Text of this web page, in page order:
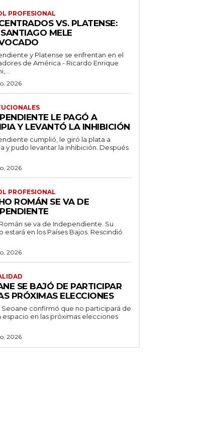
PROFESIONAL
VS. PLATENSE:
MELE
y Platense se enfrentan en el
de América - Ricardo Enrique
2026
LE PAGÓ A
Y LEVANTÓ LA INHIBICIÓN
cumplió, le giró la plata a
pudo levantar la inhibición. Después
2026
PROFESIONAL
ROMÁN SE VA DE
se va de Independiente. Su
en los Países Bajos. Rescindió
2026
SE BAJÓ DE PARTICIPAR
PRÓXIMAS ELECCIONES
Seoane confirmó que no participará de
espacio en las próximas elecciones
2026